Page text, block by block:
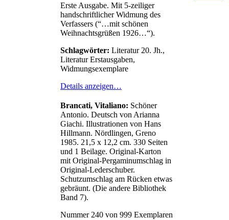
Erste Ausgabe. Mit 5-zeiliger
handschriftlicher Widmung des
Verfassers (“…mit schönen
Weihnachtsgrüßen 1926…“).
Schlagwörter: Literatur 20. Jh.,
Literatur Erstausgaben,
Widmungsexemplare
Details anzeigen…
Brancati, Vitaliano: Schöner
Antonio. Deutsch von Arianna
Giachi. Illustrationen von Hans
Hillmann. Nördlingen, Greno
1985. 21,5 x 12,2 cm. 330 Seiten
und 1 Beilage. Original-Karton
mit Original-Pergaminumschlag in
Original-Lederschuber.
Schutzumschlag am Rücken etwas
gebräunt. (Die andere Bibliothek
Band 7).
Nummer 240 von 999 Exemplaren